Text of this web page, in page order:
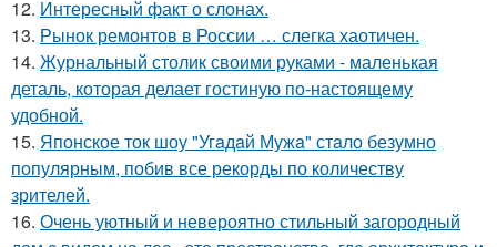
12. Интересный факт о слонах.
13. Рынок ремонтов в России … слегка хаотичен.
14. Журнальный столик своими руками - маленькая
деталь, которая делает гостиную по-настоящему
удобной.
15. Японское ток шоу "Угaдaй Мужa" стaло безумно
популярным, побив все рекорды по количеству
зрителей.
16. Очень уютный и невероятно стильный загородный